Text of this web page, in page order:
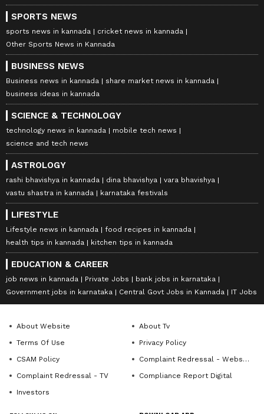
SPORTS NEWS
sports news in kannada
cricket news in kannada
Other Sports News in Kannada
BUSINESS NEWS
Business news in kannada
share market news in kannada
business ideas in kannada
SCIENCE & TECHNOLOGY
technology news in kannada
mobile tech news
science and tech news
ASTROLOGY
rashi bhavishya in kannada dina bhavishya
vara bhavishya
vastu shastra in kannada
karnataka festivals
LIFESTYLE
Lifestyle news in kannada
food recipes in kannada
health tips in kannada
kitchen tips in kannada
EDUCATION & CAREER
job news in kannada Private Jobs
bank jobs in karnataka
Government jobs in karnataka
Central Govt Jobs in Kannada IT Jobs
About Website
About Tv
Terms Of Use
Privacy Policy
CSAM Policy
Complaint Redressal - Website
Complaint Redressal - TV
Compliance Report Digital
Investors